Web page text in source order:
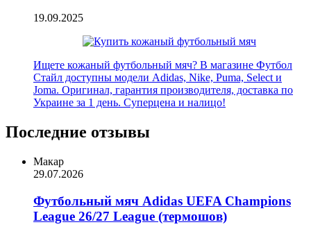
19.09.2025
Ищете кожаный футбольный мяч? В магазине Футбол
Стайл доступны модели Adidas, Nike, Puma, Select и
Joma. Оригинал, гарантия производителя, доставка по
Украине за 1 день. Суперцена и налицо!
Последние отзывы
Макар
29.07.2026
Футбольный мяч Adidas UEFA Champions
League 26/27 League (термошов)